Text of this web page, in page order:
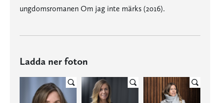
ungdomsromanen Om jag inte märks (2016).
Ladda ner foton